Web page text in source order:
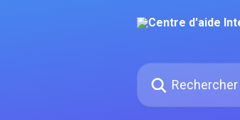
Rechercher un article...